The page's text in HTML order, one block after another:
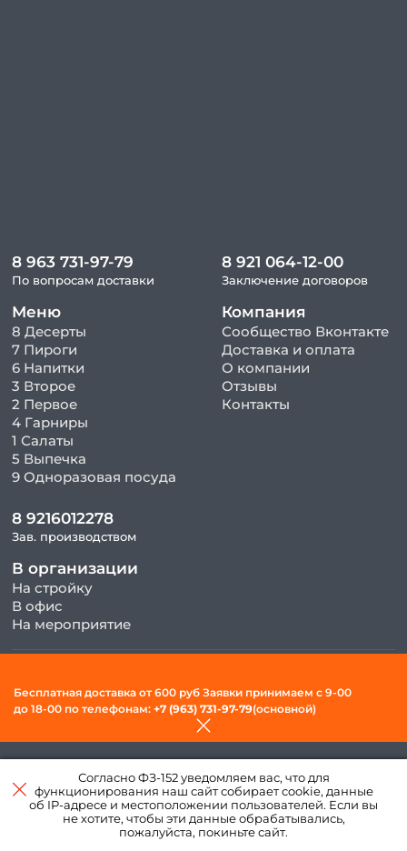
8 963 731-97-79
По вопросам доставки
Меню
8 Десерты
7 Пироги
6 Напитки
3 Второе
2 Первое
4 Гарниры
1 Салаты
5 Выпечка
9 Одноразовая посуда
8 921 064-12-00
Заключение договоров
Компания
Сообщество Вконтакте
Доставка и оплата
О компании
Отзывы
Контакты
8 9216012278
Зав. производством
В организации
На стройку
В офис
На мероприятие
права защищены.
Политика конфиденциальности и обработки персональных
Создано в интернет–
агентстве«Пегас»
Согласно ФЗ-152 уведомляем вас, что для
функционирования наш сайт собирает cookie, данные
об IP-адресе и местоположении пользователей. Если вы
не хотите, чтобы эти данные обрабатывались,
пожалуйста, покиньте сайт.
Бесплатная доставка от 600 руб Заявки принимаем c 9-00
до 18-00 по телефонам: +7 (963) 731-97-79(основной)